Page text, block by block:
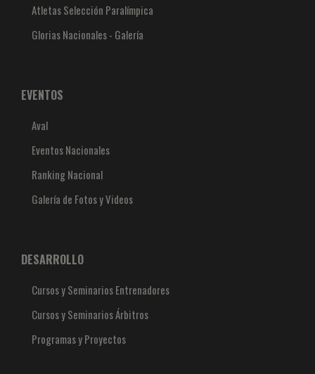
Atletas Selección Paralímpica
Glorias Nacionales - Galería
EVENTOS
Aval
Eventos Nacionales
Ranking Nacional
Galería de Fotos y Videos
DESARROLLO
Cursos y Seminarios Entrenadores
Cursos y Seminarios Árbitros
Programas y Proyectos